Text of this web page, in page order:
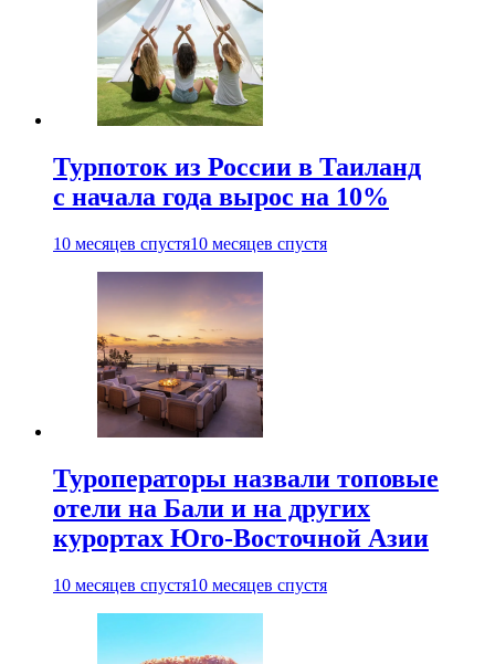
Турпоток из России в Таиланд
с начала года вырос на 10%
10 месяцев спустя10 месяцев спустя
Туроператоры назвали топовые
отели на Бали и на других
курортах Юго-Восточной Азии
10 месяцев спустя10 месяцев спустя